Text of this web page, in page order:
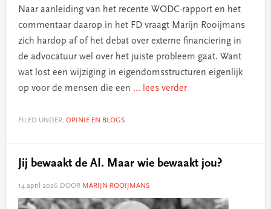
Naar aanleiding van het recente WODC-rapport en het
commentaar daarop in het FD vraagt Marijn Rooijmans
zich hardop af of het debat over externe financiering in
de advocatuur wel over het juiste probleem gaat. Want
wat lost een wijziging in eigendomsstructuren eigenlijk
op voor de mensen die een ... lees verder
FILED UNDER: OPINIE EN BLOGS
Jij bewaakt de AI. Maar wie bewaakt jou?
14 april 2026 DOOR MARIJN ROOIJMANS